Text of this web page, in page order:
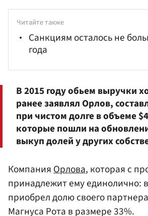
Читайте также
Санкциям осталось не
года
В 2015 году обьем выручки
ранее заявлял Орлов,
при чистом долге в объеме
которые пошли на
выкуп долей у других
Компания Орлова, которая с
принадлежит ему единолично:
приобрел долю своего
Магнуса Рота в размере 33%.